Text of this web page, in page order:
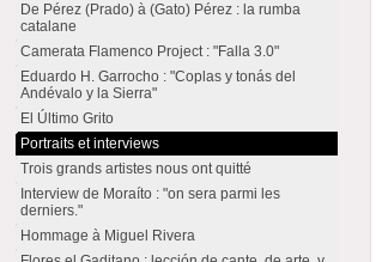
De Pérez (Prado) à (Gato) Pérez : la rumba
catalane
Camerata Flamenco Project : "Falla 3.0"
Eduardo H. Garrocho : "Coplas y tonás del
Andévalo y la Sierra"
El Último Grito
Portraits et interviews
Trois grands artistes nous ont quitté
Interview de Moraíto : "on sera parmi les
derniers."
Hommage à Miguel Rivera